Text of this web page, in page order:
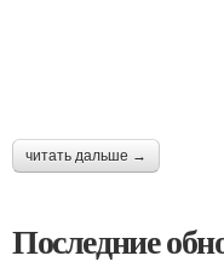
читать дальше →
Последние